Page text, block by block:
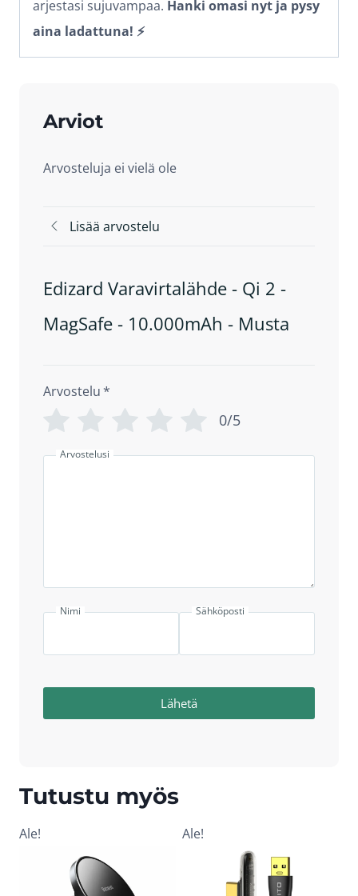
arjestasi sujuvampaa. Hanki omasi nyt ja pysy
aina ladattuna! ⚡
Arviot
Arvosteluja ei vielä ole
Lisää arvostelu
Edizard Varavirtalähde - Qi 2 -
MagSafe - 10.000mAh - Musta
Arvostelu *
0/5
Arvostelusi
Nimi Sähköposti
Lähetä
Tutustu myös
Ale! Ale!